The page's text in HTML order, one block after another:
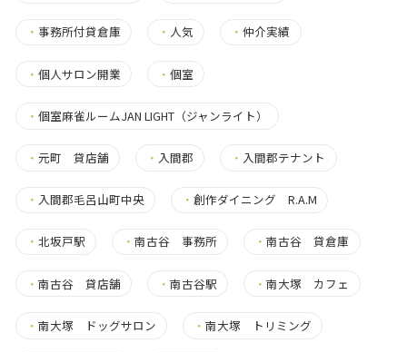
・ 事務所付貸倉庫 ・ 人気 ・仲介実績
・ 個人サロン開業 ・個室
・ 個室麻雀ルームJAN LIGHT（ジャンライト）
・ 元町 貸店舗 ・ 入間郡 ・ 入間郡テナント
・ 入間郡毛呂山町中央 ・創作ダイニング R.A.M
・ 北坂戸駅 ・南古谷 事務所 ・南古谷 貸倉庫
・ 南古谷 貸店舗 ・南古谷駅 ・南大塚 カフェ
・ 南大塚 ドッグサロン ・南大塚 トリミング